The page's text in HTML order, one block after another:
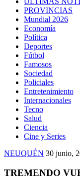
PROVINCIAS
Mundial 2026
Economía
Política
Deportes
Fútbol
Famosos
Sociedad
Policiales
Entretenimiento
Internacionales
Tecno
Salud
Ciencia
Cine y Series
NEUQUÉN 30 junio,
TREMENDO